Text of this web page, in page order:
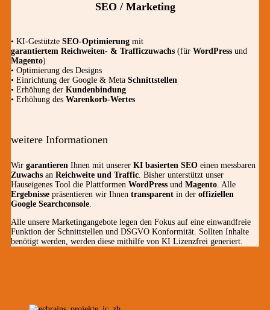
SEO / Marketing
• KI-Gestützte SEO-Optimierung mit
garantiertem Reichweiten- & Trafficzuwachs (für WordPress und
Magento)
• Optimierung des Designs
• Einrichtung der Google & Meta Schnittstellen
• Erhöhung der Kundenbindung
• Erhöhung des Warenkorb-Wertes
weitere Informationen
Wir garantieren Ihnen mit unserer KI basierten SEO einen messbaren
Zuwachs an Reichweite und Traffic. Bisher unterstützt unser
Hauseigenes Tool die Plattformen WordPress und Magento. Alle
Ergebnisse präsentieren wir Ihnen transparent in der offiziellen
Google Searchconsole.
Alle unsere Marketingangebote legen den Fokus auf eine einwandfreie
Funktion der Schnittstellen und DSGVO Konformität. Sollten Inhalte
benötigt werden, werden diese mithilfe von KI Lizenzfrei generiert.